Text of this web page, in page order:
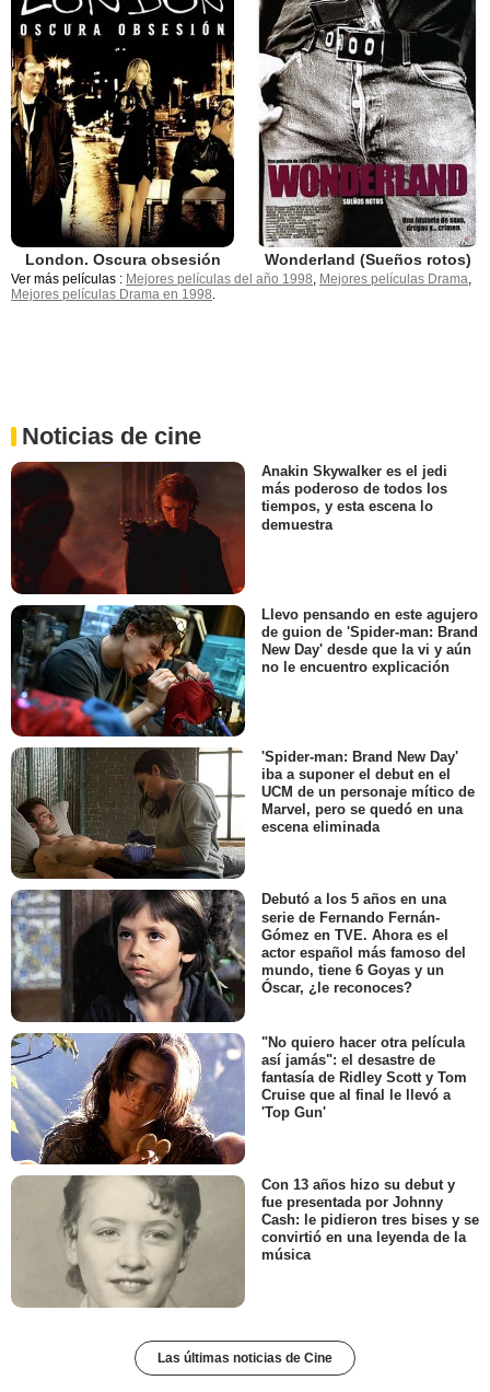
London. Oscura obsesión Wonderland (Sueños rotos)
Ver más películas : Mejores películas del año 1998, Mejores películas Drama,
Mejores películas Drama en 1998.
Noticias de cine
Anakin Skywalker es el jedi
más poderoso de todos los
tiempos, y esta escena lo
demuestra
Llevo pensando en este agujero
de guion de 'Spider-man: Brand
New Day' desde que la vi y aún
no le encuentro explicación
'Spider-man: Brand New Day'
iba a suponer el debut en el
UCM de un personaje mítico de
Marvel, pero se quedó en una
escena eliminada
Debutó a los 5 años en una
serie de Fernando Fernán-
Gómez en TVE. Ahora es el
actor español más famoso del
mundo, tiene 6 Goyas y un
Óscar, ¿le reconoces?
"No quiero hacer otra película
así jamás": el desastre de
fantasía de Ridley Scott y Tom
Cruise que al final le llevó a
'Top Gun'
Con 13 años hizo su debut y
fue presentada por Johnny
Cash: le pidieron tres bises y se
convirtió en una leyenda de la
música
Las últimas noticias de Cine